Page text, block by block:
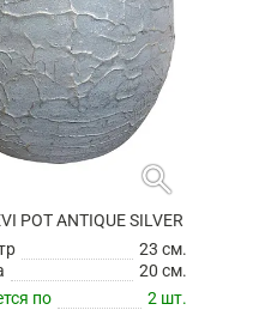
search
POT ANTIQUE SILVER
23 см.
20 см.
по
2 шт.